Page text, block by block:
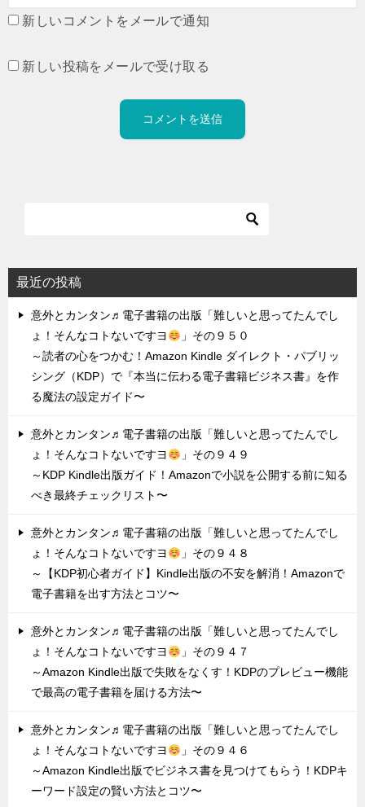
新しいコメントをメールで通知
新しい投稿をメールで受け取る
最近の投稿
意外とカンタン♬電子書籍の出版「難しいと思ってたんでし
ょ！そんなコトないですヨ
」その９５０
～読者の心をつかむ！Amazon Kindle ダイレクト・パブリッ
シング（KDP）で『本当に伝わる電子書籍ビジネス書』を作
る魔法の設定ガイド〜
意外とカンタン♬電子書籍の出版「難しいと思ってたんでし
ょ！そんなコトないですヨ
」その９４９
～KDP Kindle出版ガイド！Amazonで小説を公開する前に知る
べき最終チェックリスト〜
意外とカンタン♬電子書籍の出版「難しいと思ってたんでし
ょ！そんなコトないですヨ
」その９４８
～【KDP初心者ガイド】Kindle出版の不安を解消！Amazonで
電子書籍を出す方法とコツ〜
意外とカンタン♬電子書籍の出版「難しいと思ってたんでし
ょ！そんなコトないですヨ
」その９４７
～Amazon Kindle出版で失敗をなくす！KDPのプレビュー機能
で最高の電子書籍を届ける方法〜
意外とカンタン♬電子書籍の出版「難しいと思ってたんでし
ょ！そんなコトないですヨ
」その９４６
～Amazon Kindle出版でビジネス書を見つけてもらう！KDPキ
ーワード設定の賢い方法とコツ〜